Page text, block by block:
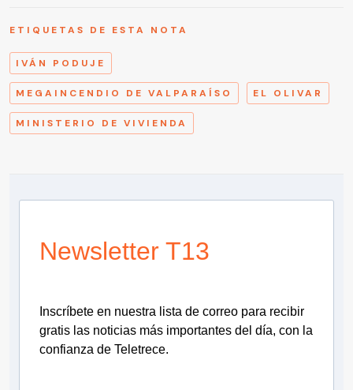
ETIQUETAS DE ESTA NOTA
IVÁN PODUJE
MEGAINCENDIO DE VALPARAÍSO EL OLIVAR
MINISTERIO DE VIVIENDA
Newsletter T13
Inscríbete en nuestra lista de correo para recibir
gratis las noticias más importantes del día, con la
confianza de Teletrece.